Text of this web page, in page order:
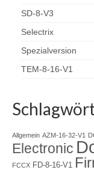
SD-8-V3
Selectrix
Spezialversion
TEM-8-16-V1
Allgemein AZM-16-32-V1
Electronic
FCCX FD-8-16-V1